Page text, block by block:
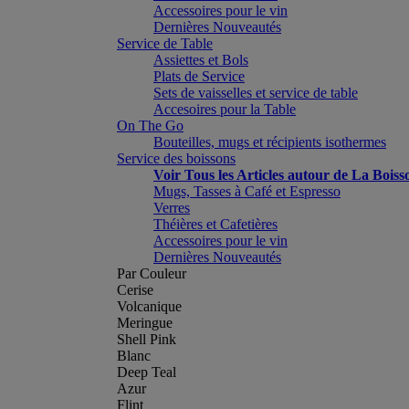
Accessoires pour le vin
Dernières Nouveautés
Service de Table
Assiettes et Bols
Plats de Service
Sets de vaisselles et service de table
Accesoires pour la Table
On The Go
Bouteilles, mugs et récipients isothermes
Service des boissons
Voir Tous les Articles autour de La
Mugs, Tasses à Café et Espresso
Verres
Théières et Cafetières
Accessoires pour le vin
Dernières Nouveautés
Par Couleur
Cerise
Volcanique
Meringue
Shell Pink
Blanc
Deep Teal
Azur
Flint